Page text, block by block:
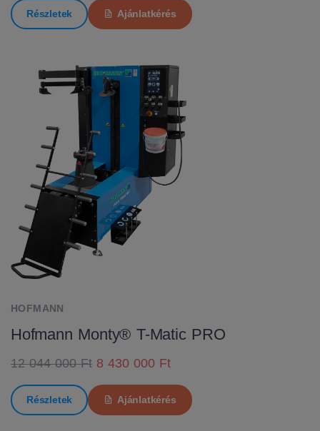
Részletek Ajánlatkérés
HOFMANN
Hofmann Monty® T-Matic PRO
12 044 000 Ft 8 430 000 Ft
Részletek Ajánlatkérés